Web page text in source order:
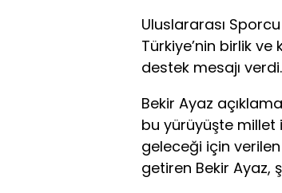
Uluslararası
Türkiye’nin birlik
destek mesajı verdi.
Bekir Ayaz
bu yürüyüşte millet
geleceği için
getiren Bekir Ayaz,